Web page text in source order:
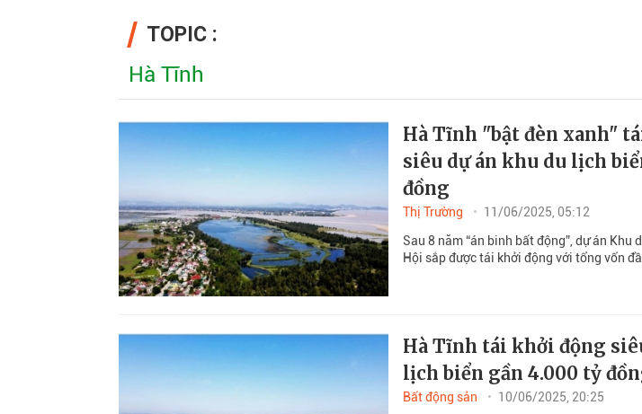
TOPIC :
Hà Tĩnh
Hà Tĩnh "bật đèn xanh"
siêu dự án khu du lịch
đồng
Thị Trường
11/06/2025, 05:12
Sau 8 năm “án binh bất động”, dự án Khu
Hội sắp được tái khởi động với tổng vốn
Hà Tĩnh tái khởi động
lịch biển gần 4.000 tỷ
Bất động sản
10/06/2025, 20:25